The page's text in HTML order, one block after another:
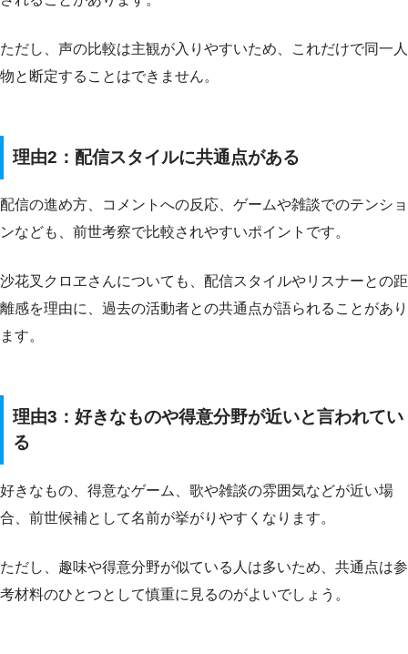
ただし、声の比較は主観が入りやすいため、これだけで同一人
物と断定することはできません。
理由2：配信スタイルに共通点がある
配信の進め方、コメントへの反応、ゲームや雑談でのテンショ
ンなども、前世考察で比較されやすいポイントです。
沙花叉クロヱさんについても、配信スタイルやリスナーとの距
離感を理由に、過去の活動者との共通点が語られることがあり
ます。
理由3：好きなものや得意分野が近いと言われてい
る
好きなもの、得意なゲーム、歌や雑談の雰囲気などが近い場
合、前世候補として名前が挙がりやすくなります。
ただし、趣味や得意分野が似ている人は多いため、共通点は参
考材料のひとつとして慎重に見るのがよいでしょう。